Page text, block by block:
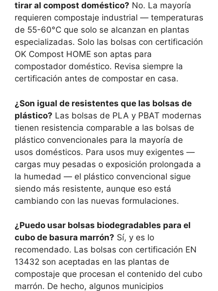
tirar al compost doméstico? No. La mayoría
requieren compostaje industrial — temperaturas
de 55-60°C que solo se alcanzan en plantas
especializadas. Solo las bolsas con certificación
OK Compost HOME son aptas para
compostador doméstico. Revisa siempre la
certificación antes de compostar en casa.
¿Son igual de resistentes que las bolsas de
plástico? Las bolsas de PLA y PBAT modernas
tienen resistencia comparable a las bolsas de
plástico convencionales para la mayoría de
usos domésticos. Para usos muy exigentes —
cargas muy pesadas o exposición prolongada a
la humedad — el plástico convencional sigue
siendo más resistente, aunque eso está
cambiando con las nuevas formulaciones.
¿Puedo usar bolsas biodegradables para el
cubo de basura marrón? Sí, y es lo
recomendado. Las bolsas con certificación EN
13432 son aceptadas en las plantas de
compostaje que procesan el contenido del cubo
marrón. De hecho, algunos municipios